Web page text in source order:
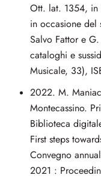
Ott. lat. 1354, in
in occasione del
Salvo Fattor e
cataloghi e
Musicale, 33),
2022. M.
Montecassino.
Biblioteca
First steps
Convegno
2021 :